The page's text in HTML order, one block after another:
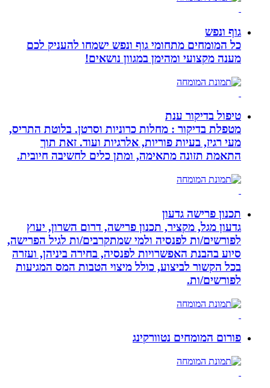
גוף ונפש
כל המומחים מתחומי גוף ונפש ישמחו להעניק לכם
מענה מקצועי ומהימן במגוון נושאים!
טיפול בדיקור ענת
מטפלת בדיקור : מחלות כרוניות וסרטן. בלוטת התריס,
מעי רגיז, בעיות פוריות, אלרגיות ועוד. זאת תוך
התאמת תזונה מתאימה, ומתן כלים לחשיבה חיובית.
תכנון פרישה גדעון
גדעון מגל, מקציר, תכנון פרישה, דרום השרון, יעוץ
לפורשים/ות לפנסיה ולמי שמתקרבים/ות לגיל הפרישה,
סיוע בהבנת האפשרויות לפנסיה, בחירה ביניהן, ועזרה
בכל הקשור לביצוע, כולל מיצוי הטבות המס המגיעות
לפורשים/ות.
פורום המומחים נטוורקינג